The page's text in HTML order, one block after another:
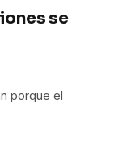
se
porque el